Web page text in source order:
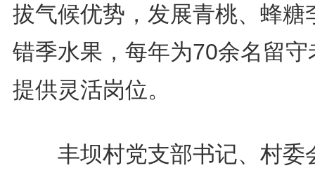
拔气候优势，发展青桃、蜂糖
错季水果，每年为70余名留守
提供灵活岗位。
丰坝村党支部书记、村委